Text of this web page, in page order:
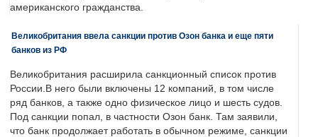
американского гражданства.
Великобритания ввела санкции против Озон банка и еще пяти
банков из РФ
Великобритания расширила санкционный список против
России.В него были включены 12 компаний, в том числе
ряд банков, а также одно физическое лицо и шесть судов.
Под санкции попал, в частности Озон банк. Там заявили,
что банк продолжает работать в обычном режиме, санкции